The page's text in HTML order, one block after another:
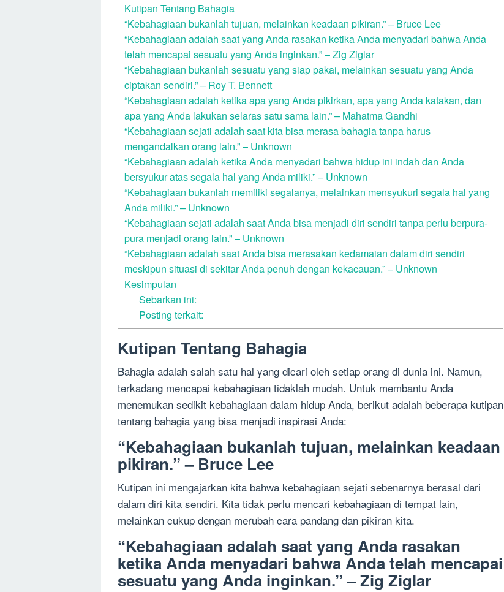
Kutipan Tentang Bahagia
“Kebahagiaan bukanlah tujuan, melainkan keadaan pikiran.” – Bruce Lee
“Kebahagiaan adalah saat yang Anda rasakan ketika Anda menyadari bahwa Anda
telah mencapai sesuatu yang Anda inginkan.” – Zig Ziglar
“Kebahagiaan bukanlah sesuatu yang siap pakai, melainkan sesuatu yang Anda
ciptakan sendiri.” – Roy T. Bennett
“Kebahagiaan adalah ketika apa yang Anda pikirkan, apa yang Anda katakan, dan
apa yang Anda lakukan selaras satu sama lain.” – Mahatma Gandhi
“Kebahagiaan sejati adalah saat kita bisa merasa bahagia tanpa harus
mengandalkan orang lain.” – Unknown
“Kebahagiaan adalah ketika Anda menyadari bahwa hidup ini indah dan Anda
bersyukur atas segala hal yang Anda miliki.” – Unknown
“Kebahagiaan bukanlah memiliki segalanya, melainkan mensyukuri segala hal yang
Anda miliki.” – Unknown
“Kebahagiaan sejati adalah saat Anda bisa menjadi diri sendiri tanpa perlu berpura-
pura menjadi orang lain.” – Unknown
“Kebahagiaan adalah saat Anda bisa merasakan kedamaian dalam diri sendiri
meskipun situasi di sekitar Anda penuh dengan kekacauan.” – Unknown
Kesimpulan
Sebarkan ini:
Posting terkait:
Kutipan Tentang Bahagia
Bahagia adalah salah satu hal yang dicari oleh setiap orang di dunia ini. Namun,
terkadang mencapai kebahagiaan tidaklah mudah. Untuk membantu Anda
menemukan sedikit kebahagiaan dalam hidup Anda, berikut adalah beberapa kutipan
tentang bahagia yang bisa menjadi inspirasi Anda:
“Kebahagiaan bukanlah tujuan, melainkan keadaan
pikiran.” – Bruce Lee
Kutipan ini mengajarkan kita bahwa kebahagiaan sejati sebenarnya berasal dari
dalam diri kita sendiri. Kita tidak perlu mencari kebahagiaan di tempat lain,
melainkan cukup dengan merubah cara pandang dan pikiran kita.
“Kebahagiaan adalah saat yang Anda rasakan
ketika Anda menyadari bahwa Anda telah mencapai
sesuatu yang Anda inginkan.” – Zig Ziglar